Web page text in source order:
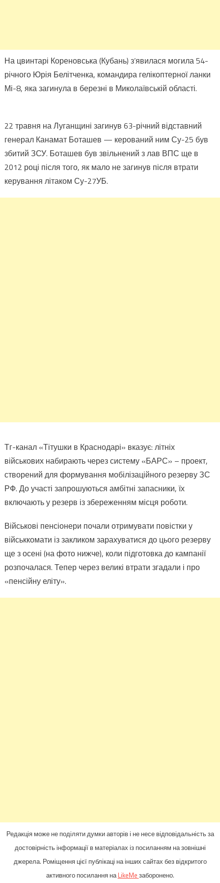
На цвинтарі Кореновська (Кубань) з’явилася могила 54-
річного Юрія Белітченка, командира гелікоптерної ланки
Мі-8, яка загинула в березні в Миколаївській області.
22 травня на Луганщині загинув 63-річний відставний
генерал Канамат Боташев — керований ним Су-25 був
збитий ЗСУ. Боташев був звільнений з лав ВПС ще в
2012 році після того, як мало не загинув після втрати
керування літаком Су-27УБ.
Тг-канал «Тітушки в Краснодарі» вказує: літніх
військових набирають через систему «БАРС» – проект,
створений для формування мобілізаційного резерву ЗС
РФ. До участі запрошуються амбітні запасники, їх
включають у резерв із збереженням місця роботи.
Військові пенсіонери почали отримувати повістки у
військкомати із закликом зарахуватися до цього резерву
ще з осені (на фото нижче), коли підготовка до кампанії
розпочалася. Тепер через великі втрати згадали і про
«пенсійну еліту».
Редакція може не поділяти думки авторів і не несе відповідальність за
достовірність інформації в матеріалах із посиланням на зовнішні
джерела. Роміщення цієї публікаці на інших сайтах без відкритого
активного посилання наLikeMe заборонено.